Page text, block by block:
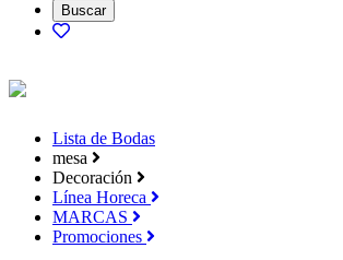
Lista de Bodas
mesa
Decoración
Línea Horeca
MARCAS
Promociones